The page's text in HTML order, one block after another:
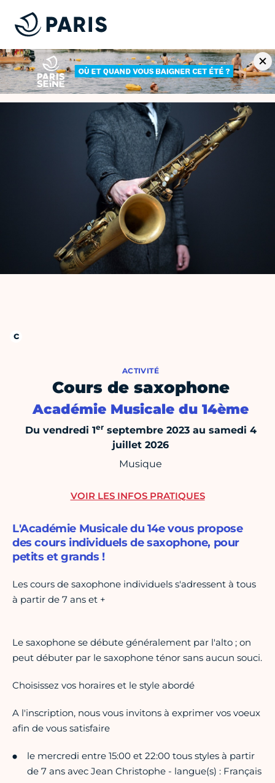
ACTIVITÉ
Cours de saxophone
Académie Musicale du 14ème
Du vendredi 1erseptembre 2023 au samedi 4
juillet 2026
Musique
L'Académie Musicale du 14e vous propose
des cours individuels de saxophone, pour
petits et grands !
Les cours de saxophone individuels s'adressent à tous
à partir de 7 ans et +
Le saxophone se débute généralement par l'alto ; on
peut débuter par le saxophone ténor sans aucun souci.
Choisissez vos horaires et le style abordé
A l'inscription, nous vous invitons à exprimer vos voeux
afin de vous satisfaire
le mercredi entre 15:00 et 22:00 tous styles à partir
de 7 ans avec Jean Christophe - langue(s) : Français
VOIR LES INFOS PRATIQUES